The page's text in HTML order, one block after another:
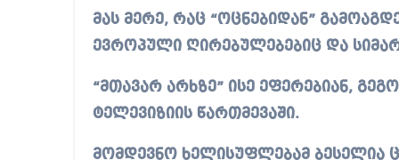
მას მერე, რაც “ოცნებიდან”
ევროპული ღირებულებებიც და
“მთავარ არხზე” ისე ეფერებიან,
ტელევიზიის წართმევაში.
მომდევნო ხელისუფლებამ ბესელია